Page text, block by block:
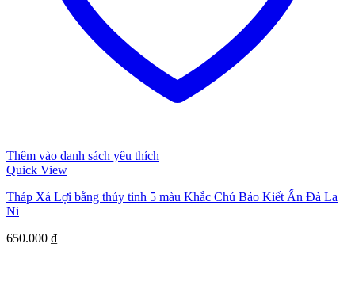
Thêm vào danh sách yêu thích
Quick View
Tháp Xá Lợi bằng thủy tinh 5 màu Khắc Chú Bảo Kiết Ấn Đà La
Ni
650.000 ₫